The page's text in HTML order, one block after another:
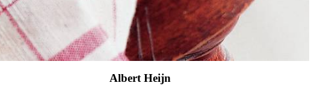
Albert Heijn